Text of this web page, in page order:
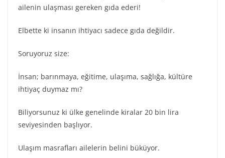
ailenin ulaşması gereken gıda ederi!
Elbette ki insanın ihtiyacı sadece gıda değildir.
Soruyoruz size:
İnsan; barınmaya, eğitime, ulaşıma, sağlığa, kültüre
ihtiyaç duymaz mı?
Biliyorsunuz ki ülke genelinde kiralar 20 bin lira
seviyesinden başlıyor.
Ulaşım masrafları ailelerin belini büküyor.